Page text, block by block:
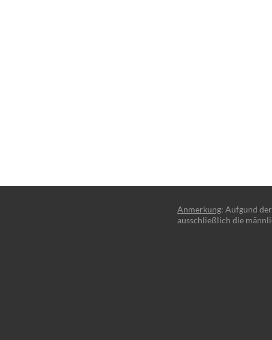
Anmerkung: Aufgund
ausschließlich die